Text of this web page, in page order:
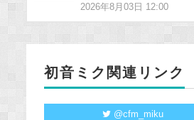
2026年8月03日 12:00
初音ミク関連リンク
@cfm_miku